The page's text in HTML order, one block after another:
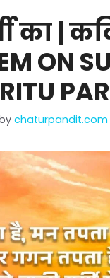
|
ON
chaturpandit.com